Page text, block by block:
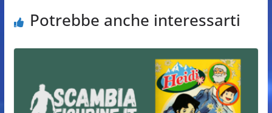
Potrebbe anche interessarti